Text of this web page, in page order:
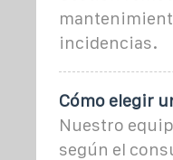
incidencias.
Cómo elegir
Nuestro
según el